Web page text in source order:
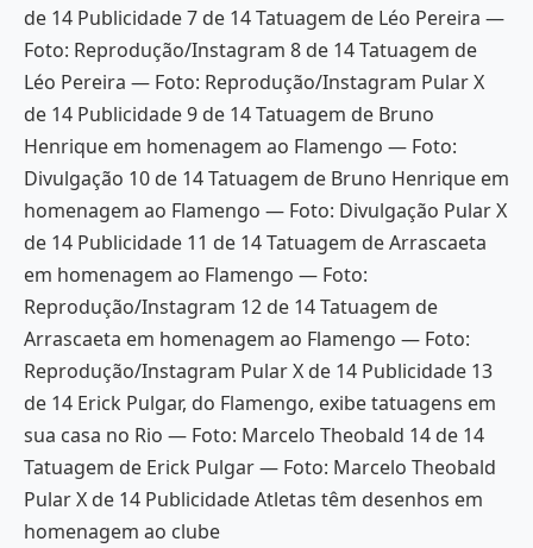
de 14 Publicidade 7 de 14 Tatuagem de Léo Pereira —
Foto: Reprodução/Instagram 8 de 14 Tatuagem de
Léo Pereira — Foto: Reprodução/Instagram Pular X
de 14 Publicidade 9 de 14 Tatuagem de Bruno
Henrique em homenagem ao Flamengo — Foto:
Divulgação 10 de 14 Tatuagem de Bruno Henrique em
homenagem ao Flamengo — Foto: Divulgação Pular X
de 14 Publicidade 11 de 14 Tatuagem de Arrascaeta
em homenagem ao Flamengo — Foto:
Reprodução/Instagram 12 de 14 Tatuagem de
Arrascaeta em homenagem ao Flamengo — Foto:
Reprodução/Instagram Pular X de 14 Publicidade 13
de 14 Erick Pulgar, do Flamengo, exibe tatuagens em
sua casa no Rio — Foto: Marcelo Theobald 14 de 14
Tatuagem de Erick Pulgar — Foto: Marcelo Theobald
Pular X de 14 Publicidade Atletas têm desenhos em
homenagem ao clube